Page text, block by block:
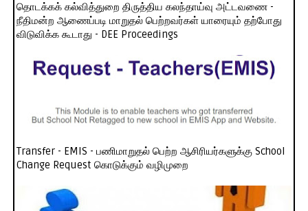
தொடக்கக் கல்வித்துறை திருத்திய கலந்தாய்வு அட்டவணை -
நீதிமன்ற ஆணைப்படி மாறுதல் பெற்றவர்கள் யாரையும் தற்போது
விடுவிக்க கூடாது - DEE Proceedings
Transfer - EMIS - பணிமாறுதல் பெற்ற ஆசிரியர்களுக்கு School
Change Request கொடுக்கும் வழிமுறை